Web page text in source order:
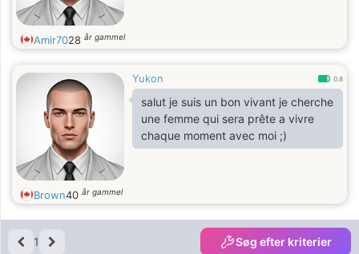
Amir7028 år gammel
Yukon 0.8
salut je suis un bon vivant je cherche
une femme qui sera prête a vivre
chaque moment avec moi ;)
Brown40 år gammel
1 Søg efter kriterier